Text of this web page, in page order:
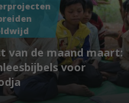
van de maand maart:
voor